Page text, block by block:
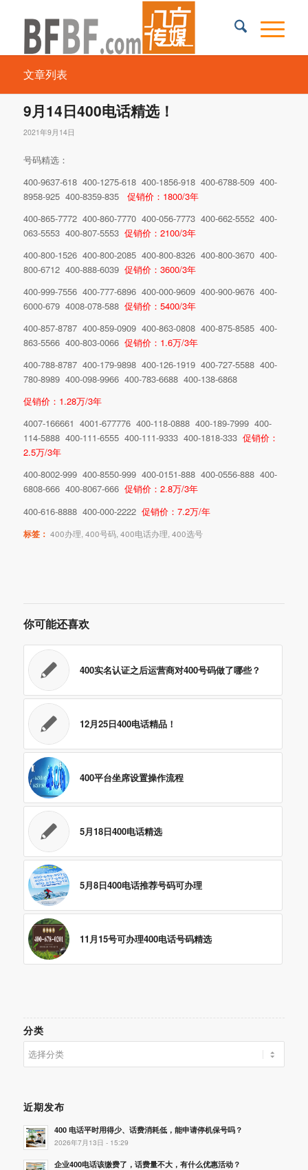
文章列表
9月14日400电话精选！
2021年9月14日
号码精选：
400-9637-618 400-1275-618 400-1856-918 400-6788-509 400-
8958-925 400-8359-835
促销价：1800/3年
400-865-7772 400-860-7770 400-056-7773 400-662-5552 400-
063-5553 400-807-5553 促销价：2100/3年
400-800-1526 400-800-2085 400-800-8326 400-800-3670 400-
800-6712 400-888-6039 促销价：3600/3年
400-999-7556 400-777-6896 400-000-9609 400-900-9676 400-
6000-679 4008-078-588 促销价：5400/3年
400-857-8787 400-859-0909 400-863-0808 400-875-8585 400-
863-5566 400-803-0066 促销价：1.6万/3年
400-788-8787 400-179-9898 400-126-1919 400-727-5588 400-
780-8989 400-098-9966 400-783-6688 400-138-6868
促销价：1.28万/3年
4007-166661 4001-677776 400-118-0888 400-189-7999 400-
114-5888 400-111-6555 400-111-9333 400-1818-333 促销价：
2.5万/3年
400-8002-999 400-8550-999 400-0151-888 400-0556-888 400-
6808-666 400-8067-666 促销价：2.8万/3年
400-616-8888 400-000-2222 促销价：7.2万/年
标签： 400办理 400号码, 400电话办理 400选号
你可能还喜欢
400实名认证之后运营商对400号码做了哪些？
12月25日400电话精品！
400平台坐席设置操作流程
5月18日400电话精选
5月8日400电话推荐号码可办理
11月15号可办理400电话号码精选
分类
类
近期发布
400 电话平时用得少、话费消耗低，能申请停机保号吗？
2026年7月13日 - 15:29
企业400电话该缴费了，话费量不大，有什么优惠活动？